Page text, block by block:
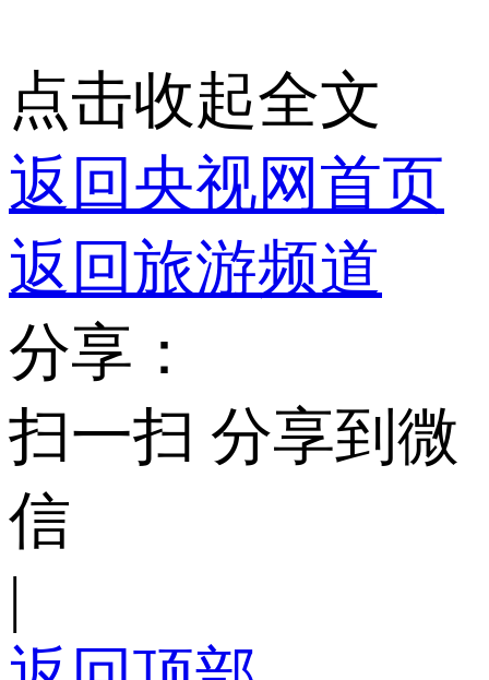
点击收起全文
返回央视网首页
返回旅游频道
分享：
扫一扫 分享到微
信
|